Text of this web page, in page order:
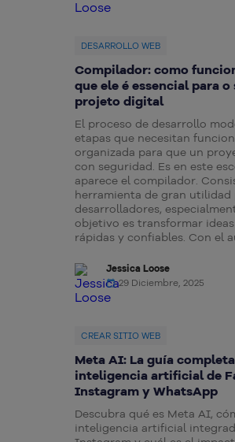
DESARROLLO WEB
Compilador: como
que ele é essencial para o
projeto digital
El proceso de desarrollo
etapas que necesitan
organizada para que un
con seguridad. Es en este
aparece el compilador.
herramienta de gran utilidad
desarrolladores,
objetivo es transformar
rápidas y confiables. Con el
Jessica Loose
29 Diciembre, 2025
CREAR SITIO WEB
Meta AI: La guía
inteligencia artificial de
Instagram y WhatsApp
Descubra qué es Meta AI,
inteligencia artificial